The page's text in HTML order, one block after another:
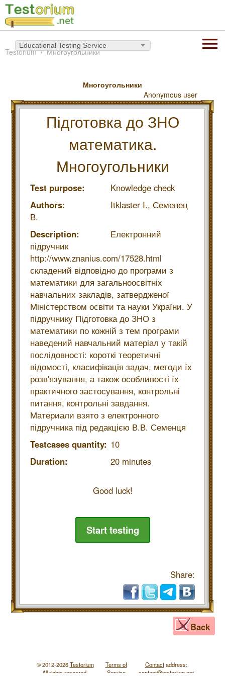
Educational Testing Service
Testorium Многоугольники
Многоугольники
Anonymous user
Підготовка до ЗНО
математика.
Многоугольники
Test purpose:
Knowledge check
Authors:
Itklaster I., Семенец
В.
Description:
Електронний
підручник
http://www.znanius.com/17528.html
складений відповідно до програми з
математики для загальноосвітніх
навчальних закладів, затвердженої
Міністерством освіти та науки України. У
підручнику Підготовка до ЗНО з
математики по кожній з тем програми
наведений навчальний матеріал у такій
послідовності: короткі теоретичні
відомості, класифікація задач, методи їх
розв'язування, а також особливості їх
практичного застосування, контрольні
питання, контрольні завдання.
Материали взято з електронного
підручника під редакцією В.В. Семенця
Testcases quantity: 10
Duration:
20 minutes
Good luck!
Start testing
Share:
Back
© 2012-2026Testorium
All rights reserved.
Terms of
Service
Contactaddress:
contact@testorium.net